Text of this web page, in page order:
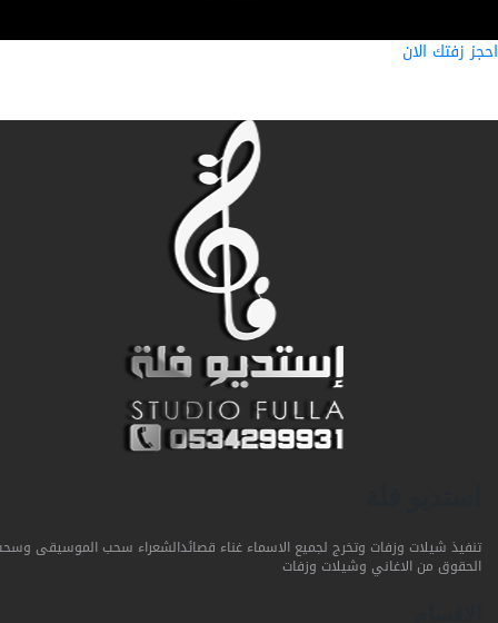
زفتك الان
تنفيذ شيلات وزفات وتخرج لجميع الاسماء غناء قصائدالشعراء سحب الموسيقى وسحب
الحقوق من الاغاني وشيلات وزفات